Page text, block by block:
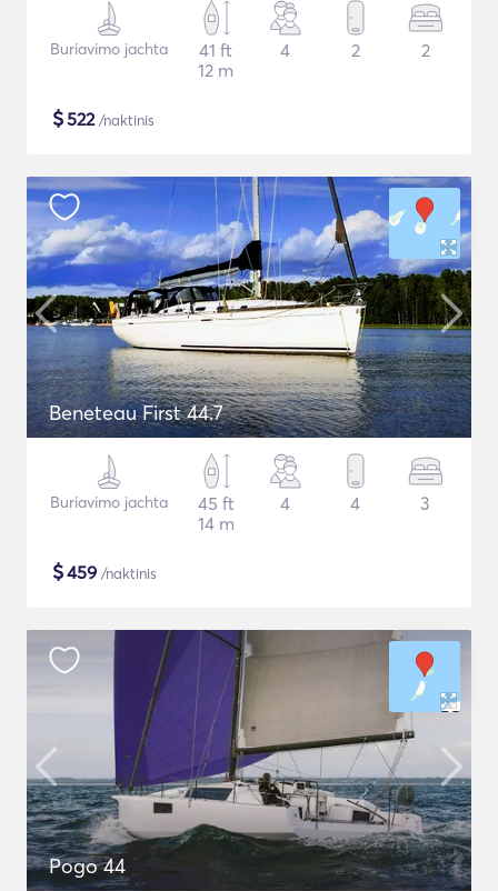
Buriavimo jachta
41 ft
12 m
4 2 2
$522/naktinis
Beneteau First 44.7
Buriavimo jachta
45 ft
14 m
4 4 3
$459 /naktinis
Pogo 44